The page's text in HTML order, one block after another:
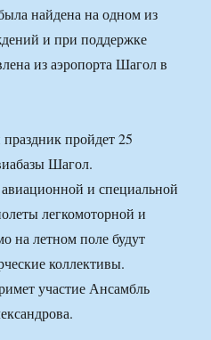
найдена на одном из
и при поддержке
из аэропорта Шагол в
пройдет 25
Шагол.
и специальной
легкомоторной и
на летном поле будут
коллективы.
участие Ансамбль